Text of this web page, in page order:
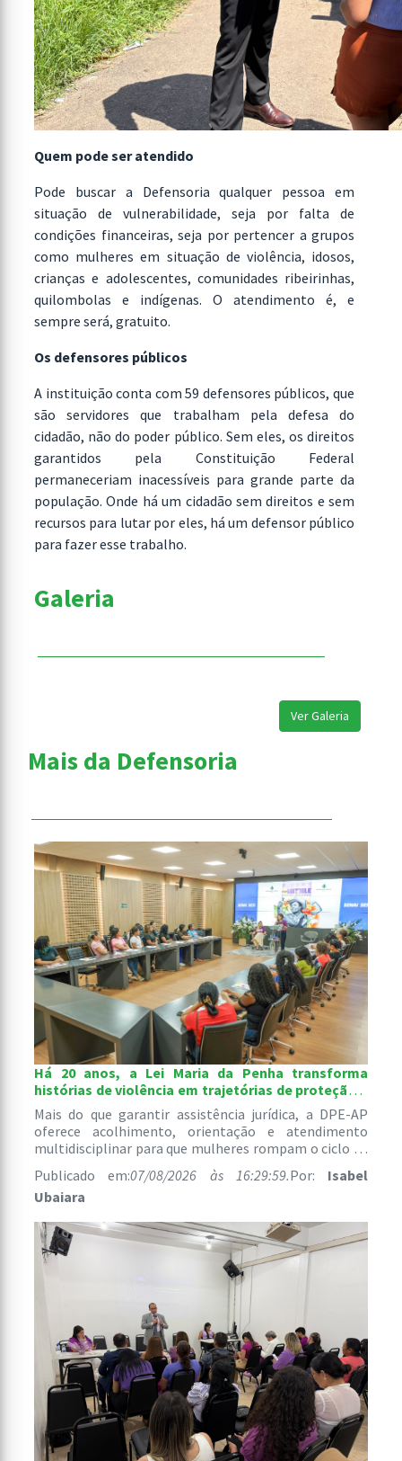
Quem pode ser atendido
Pode buscar a Defensoria qualquer pessoa em
situação de vulnerabilidade, seja por falta de
condições financeiras, seja por pertencer a grupos
como mulheres em situação de violência, idosos,
crianças e adolescentes, comunidades ribeirinhas,
quilombolas e indígenas. O atendimento é, e
sempre será, gratuito.
Os defensores públicos
A instituição conta com 59 defensores públicos, que
são servidores que trabalham pela defesa do
cidadão, não do poder público. Sem eles, os direitos
garantidos pela Constituição Federal
permaneceriam inacessíveis para grande parte da
população. Onde há um cidadão sem direitos e sem
recursos para lutar por eles, há um defensor público
para fazer esse trabalho.
Galeria
Ver Galeria
Mais da Defensoria
Há 20 anos, a Lei Maria da Penha transforma
histórias de violência em trajetórias de proteção e
recomeço
Mais do que garantir assistência jurídica, a DPE-AP
oferece acolhimento, orientação e atendimento
multidisciplinar para que mulheres rompam o ciclo de
abusos e reconstruam suas vidas com segurança e
autonomia.
Publicado em:07/08/2026 às 16:29:59.Por: Isabel
Ubaiara